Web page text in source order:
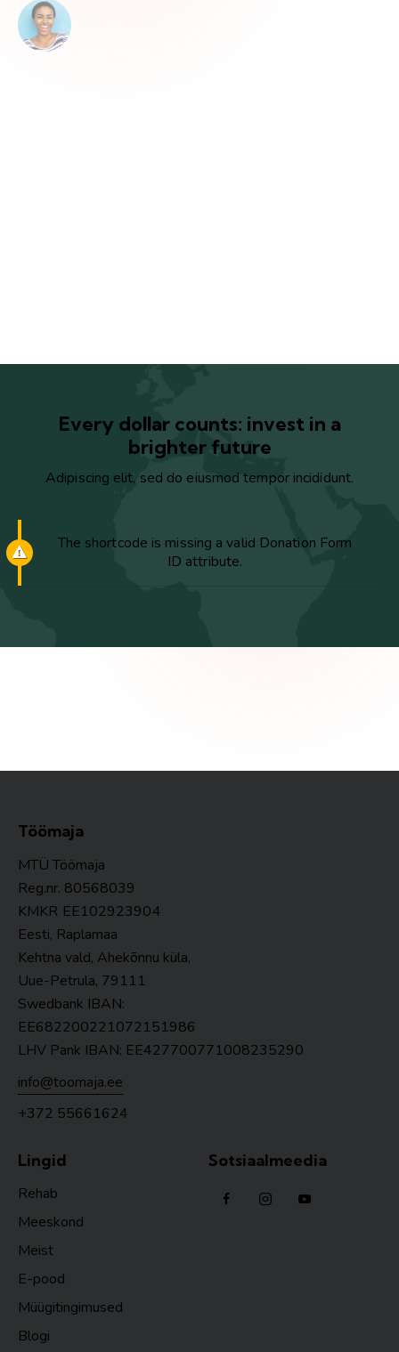
Every dollar counts: invest in a
brighter future
Adipiscing elit, sed do eiusmod tempor incididunt.
The shortcode is missing a valid Donation Form
ID attribute.
Töömaja
MTÜ Töömaja
Reg.nr. 80568039
KMKR EE102923904
Eesti, Raplamaa
Kehtna vald, Ahekõnnu küla,
Uue-Petrula, 79111
Swedbank IBAN:
EE682200221072151986
LHV Pank IBAN: EE427700771008235290
info@toomaja.ee
+372 55661624
Lingid
Rehab
Meeskond
Meist
E-pood
Müügitingimused
Blogi
Sotsiaalmeedia